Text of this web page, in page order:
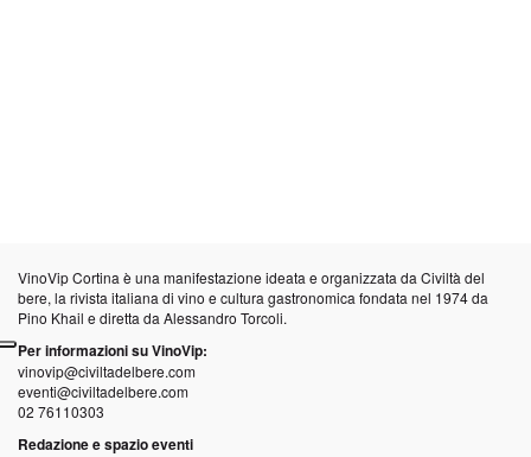
VinoVip Cortina è una manifestazione ideata e organizzata da Civiltà del
bere, la rivista italiana di vino e cultura gastronomica fondata nel 1974 da
Pino Khail e diretta da Alessandro Torcoli.
Per informazioni su VinoVip:
vinovip@civiltadelbere.com
eventi@civiltadelbere.com
02 76110303
Redazione e spazio eventi